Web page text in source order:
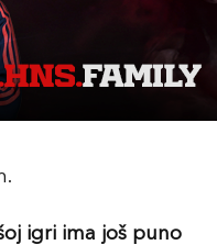
igri ima još puno